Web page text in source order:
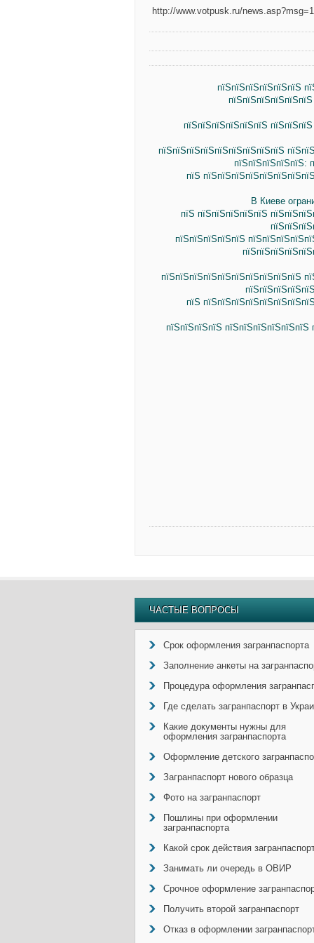
http://www.votpusk.ru/
пїЅпїЅпїЅпїЅпїЅпїЅ
пїЅпїЅпїЅпїЅпїЅпїЅ
пїЅпїЅпїЅпїЅпїЅпїЅпїЅпїЅпїЅ
пїЅпїЅпїЅпїЅпїЅ:
пїЅ
В Киеве
пїЅ пїЅпїЅпїЅпїЅпїЅ
пїЅпїЅпїЅпїЅпїЅ
пїЅпїЅпїЅпїЅпїЅпїЅпїЅпїЅпїЅпїЅ
пїЅ
пїЅпїЅпїЅпїЅ
ЧАСТЫЕ ВОПРОСЫ
Срок оформления загранпаспорта
Заполнение анкеты на
Процедура оформления
Где сделать загранпаспорт в
Какие документы нужны для
оформления загранпаспорта
Оформление детского
Загранпаспорт нового образца
Фото на загранпаспорт
Пошлины при оформлении
загранпаспорта
Какой срок действия
Занимать ли очередь в ОВИР
Срочное оформление
Получить второй загранпаспорт
Отказ в оформлении